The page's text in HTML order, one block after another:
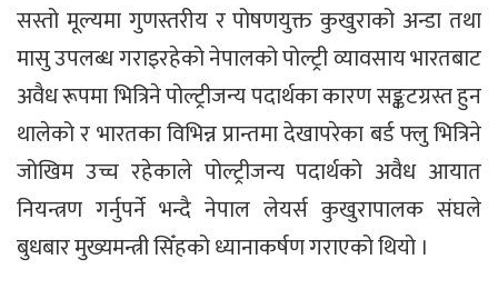
सस्तो मूल्यमा गुणस्तरीय र पोषणयुक्त कुखुराको अन्डा तथा
मासु उपलब्ध गराइरहेको नेपालको पोल्ट्री व्यावसाय भारतबाट
अवैध रूपमा भित्रिने पोल्ट्रीजन्य पदार्थका कारण सङ्कटग्रस्त हुन
थालेको र भारतका विभिन्न प्रान्तमा देखापरेका बर्ड फ्लु भित्रिने
जोखिम उच्च रहेकाले पोल्ट्रीजन्य पदार्थको अवैध आयात
नियन्त्रण गर्नुपर्ने भन्दै नेपाल लेयर्स कुखुरापालक संघले
बुधबार मुख्यमन्त्री सिँहको ध्यानाकर्षण गराएको थियो ।